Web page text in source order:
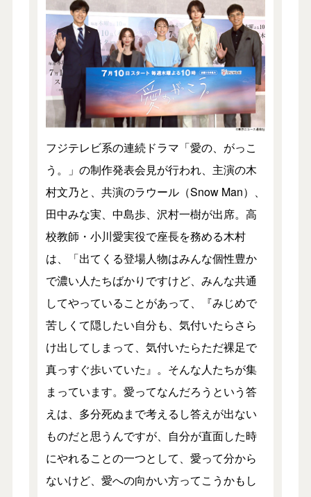
フジテレビ系の連続ドラマ「愛の、がっこ
う。」の制作発表会見が行われ、主演の木
村文乃と、共演のラウール（Snow Man）、
田中みな実、中島歩、沢村一樹が出席。高
校教師・小川愛実役で座長を務める木村
は、「出てくる登場人物はみんな個性豊か
で濃い人たちばかりですけど、みんな共通
してやっていることがあって、『みじめで
苦しくて隠したい自分も、気付いたらさら
け出してしまって、気付いたらただ裸足で
真っすぐ歩いていた』。そんな人たちが集
まっています。愛ってなんだろうという答
えは、多分死ぬまで考えるし答えが出ない
ものだと思うんですが、自分が直面した時
にやれることの一つとして、愛って分から
ないけど、愛への向かい方ってこうかもし